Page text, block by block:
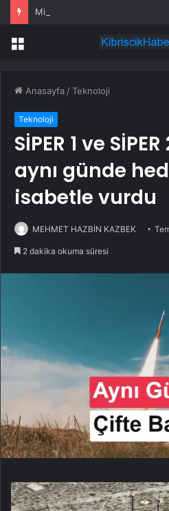
Menü
Anasayfa /Teknoloji
Teknoloji
SİPER 1 ve
aynı günde
isabetle vurdu
MEHMET HAZBİN KAZBEK
2 dakika okuma süresi